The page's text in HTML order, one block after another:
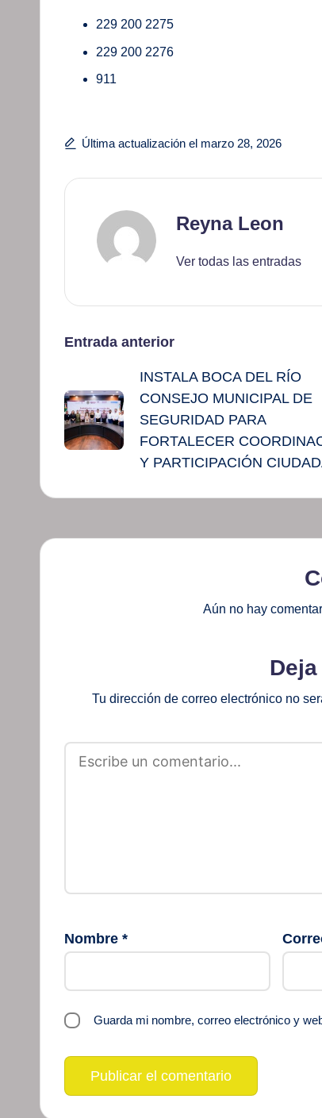
229 200 2275
229 200 2276
911
Última actualización el marzo 28, 2026
Reyna Leon
Ver todas las entradas
Navegación
de
entradas
Entrada anterior
INSTALA BOCA DEL RÍO
CONSEJO MUNICIPAL DE
SEGURIDAD PARA
FORTALECER
Y PARTICIPACIÓN
Aún no hay
Tu dirección de correo electrónico no
Nombre *
Guarda mi nombre, correo electrónico y